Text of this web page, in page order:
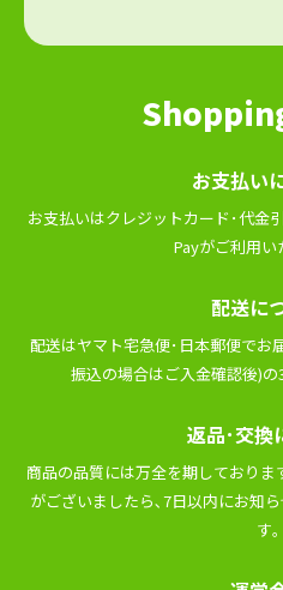
お⽀払い
お⽀払いはクレジットカード･代⾦
Payがご利⽤い
配送に
配送はヤマト宅急便･⽇本郵便でお
振込の場合はご⼊⾦確認後)
返品･交換
商品の品質には万全を期しており
がございましたら､7⽇以内にお知
す｡